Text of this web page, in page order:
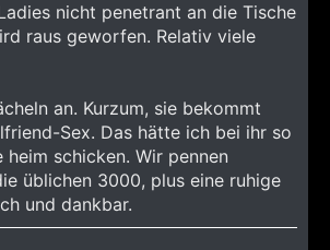
nicht penetrant an die Tische
raus geworfen. Relativ viele
an. Kurzum, sie bekommt
Sex. Das hätte ich bei ihr so
schicken. Wir pennen
üblichen 3000, plus eine ruhige
und dankbar.